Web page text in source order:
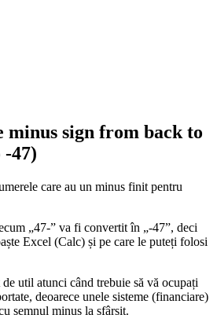
minus sign from back to
-47)
care au un minus finit pentru
„47-” va fi convertit în „-47”, deci
Excel (Calc) și pe care le puteți folosi
util atunci când trebuie să vă ocupați
deoarece unele sisteme (financiare)
semnul minus la sfârșit.